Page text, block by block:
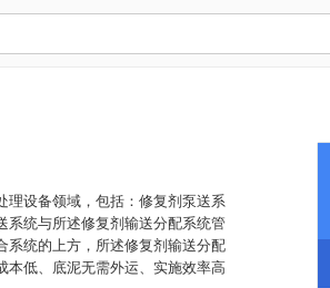
理设备领域，包括：修复剂泵送系
系统与所述修复剂输送分配系统管
系统的上方，所述修复剂输送分配
本低、底泥无需外运、实施效率高